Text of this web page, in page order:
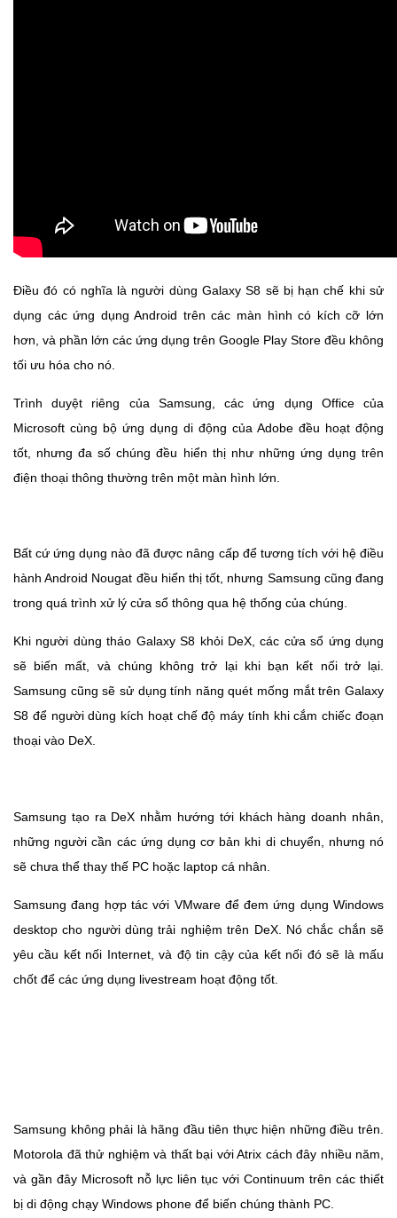
Điều đó có nghĩa là người dùng Galaxy S8 sẽ bị hạn chế khi sử
dụng các ứng dụng Android trên các màn hình có kích cỡ lớn
hơn, và phần lớn các ứng dụng trên Google Play Store đều không
tối ưu hóa cho nó.
Trình duyệt riêng của Samsung, các ứng dụng Office của
Microsoft cùng bộ ứng dụng di động của Adobe đều hoạt động
tốt, nhưng đa số chúng đều hiển thị như những ứng dụng trên
điện thoại thông thường trên một màn hình lớn.
Bất cứ ứng dụng nào đã được nâng cấp để tương tích với hệ điều
hành Android Nougat đều hiển thị tốt, nhưng Samsung cũng đang
trong quá trình xử lý cửa sổ thông qua hệ thống của chúng.
Khi người dùng tháo Galaxy S8 khỏi DeX, các cửa sổ ứng dụng
sẽ biến mất, và chúng không trở lại khi bạn kết nối trở lại.
Samsung cũng sẽ sử dụng tính năng quét mống mắt trên Galaxy
S8 để người dùng kích hoạt chế độ máy tính khi cắm chiếc đoạn
thoại vào DeX.
Samsung tạo ra DeX nhằm hướng tới khách hàng doanh nhân,
những người cần các ứng dụng cơ bản khi di chuyển, nhưng nó
sẽ chưa thể thay thế PC hoặc laptop cá nhân.
Samsung đang hợp tác với VMware để đem ứng dụng Windows
desktop cho người dùng trải nghiệm trên DeX. Nó chắc chắn sẽ
yêu cầu kết nối Internet, và độ tin cậy của kết nối đó sẽ là mấu
chốt để các ứng dụng livestream hoạt động tốt.
Samsung không phải là hãng đầu tiên thực hiện những điều trên.
Motorola đã thử nghiệm và thất bại với Atrix cách đây nhiều năm,
và gần đây Microsoft nỗ lực liên tục với Continuum trên các thiết
bị di động chạy Windows phone để biến chúng thành PC.